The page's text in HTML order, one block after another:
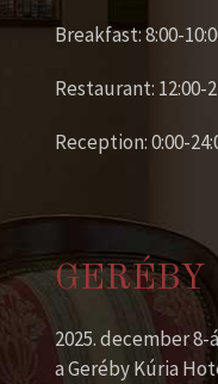
Breakfast: 8:00-
Restaurant: 12:00-
Reception: 0:00-
2025. december
a Geréby Kúria